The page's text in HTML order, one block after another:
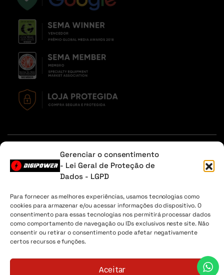
Gerenciar o consentimento
- Lei Geral de Proteção de
Dados - LGPD
Para fornecer as melhores experiências, usamos tecnologias como
cookies para armazenar e/ou acessar informações do dispositivo. O
consentimento para essas tecnologias nos permitirá processar dados
como comportamento de navegação ou IDs exclusivos neste site. Não
consentir ou retirar o consentimento pode afetar negativamente
certos recursos e funções.
Aceitar
ou na aba contato.
Sobre Nós Minha Conta Envio Lista de desejos
Digipower® - 2026 Todos os direitos reservados. CNPJ
04.225.147/0001-30